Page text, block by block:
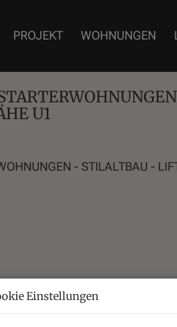
PROJEKT WOHNUNGEN
U1
Einstellungen